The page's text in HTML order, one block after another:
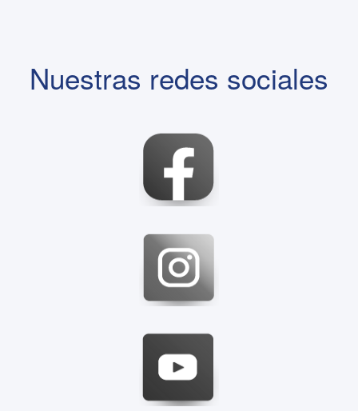
Nuestras redes sociales